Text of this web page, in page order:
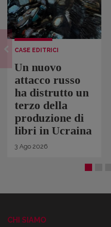
CASE EDITRICI
Un nuovo
attacco russo
ha distrutto un
terzo della
produzione di
libri in Ucraina
3 Ago 2026
CHI SIAMO